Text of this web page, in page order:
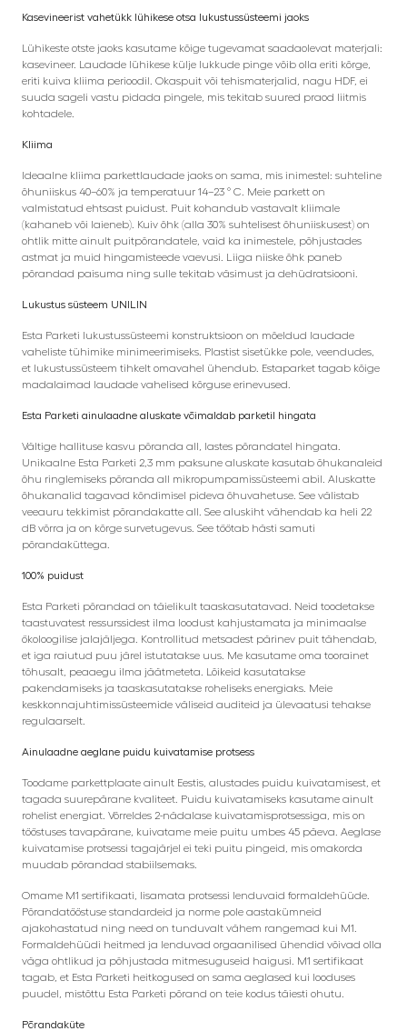
Kasevineerist vahetükk lühikese otsa lukustussüsteemi jaoks
Lühikeste otste jaoks kasutame kõige tugevamat saadaolevat materjali:
kasevineer. Laudade lühikese külje lukkude pinge võib olla eriti kõrge,
eriti kuiva kliima perioodil. Okaspuit või tehismaterjalid, nagu HDF, ei
suuda sageli vastu pidada pingele, mis tekitab suured praod liitmis
kohtadele.
Kliima
Ideaalne kliima parkettlaudade jaoks on sama, mis inimestel: suhteline
õhuniiskus 40–60% ja temperatuur 14–23 ° C. Meie parkett on
valmistatud ehtsast puidust. Puit kohandub vastavalt kliimale
(kahaneb või laieneb). Kuiv õhk (alla 30% suhtelisest õhuniiskusest) on
ohtlik mitte ainult puitpõrandatele, vaid ka inimestele, põhjustades
astmat ja muid hingamisteede vaevusi. Liiga niiske õhk paneb
põrandad paisuma ning sulle tekitab väsimust ja dehüdratsiooni.
Lukustus süsteem UNILIN
Esta Parketi lukustussüsteemi konstruktsioon on mõeldud laudade
vaheliste tühimike minimeerimiseks. Plastist sisetükke pole, veendudes,
et lukustussüsteem tihkelt omavahel ühendub. Estaparket tagab kõige
madalaimad laudade vahelised kõrguse erinevused.
Esta Parketi ainulaadne aluskate võimaldab parketil hingata
Vältige hallituse kasvu põranda all, lastes põrandatel hingata.
Unikaalne Esta Parketi 2,3 mm paksune aluskate kasutab õhukanaleid
õhu ringlemiseks põranda all mikropumpamissüsteemi abil. Aluskatte
õhukanalid tagavad kõndimisel pideva õhuvahetuse. See välistab
veeauru tekkimist põrandakatte all. See aluskiht vähendab ka heli 22
dB võrra ja on kõrge survetugevus. See töötab hästi samuti
põrandaküttega.
100% puidust
Esta Parketi põrandad on täielikult taaskasutatavad. Neid toodetakse
taastuvatest ressurssidest ilma loodust kahjustamata ja minimaalse
ökoloogilise jalajäljega. Kontrollitud metsadest pärinev puit tähendab,
et iga raiutud puu järel istutatakse uus. Me kasutame oma toorainet
tõhusalt, peaaegu ilma jäätmeteta. Lõikeid kasutatakse
pakendamiseks ja taaskasutatakse roheliseks energiaks. Meie
keskkonnajuhtimissüsteemide väliseid auditeid ja ülevaatusi tehakse
regulaarselt.
Ainulaadne aeglane puidu kuivatamise protsess
Toodame parkettplaate ainult Eestis, alustades puidu kuivatamisest, et
tagada suurepärane kvaliteet. Puidu kuivatamiseks kasutame ainult
rohelist energiat. Võrreldes 2-nädalase kuivatamisprotsessiga, mis on
tööstuses tavapärane, kuivatame meie puitu umbes 45 päeva. Aeglase
kuivatamise protsessi tagajärjel ei teki puitu pingeid, mis omakorda
muudab põrandad stabiilsemaks.
Omame M1 sertifikaati, lisamata protsessi lenduvaid formaldehüüde.
Põrandatööstuse standardeid ja norme pole aastakümneid
ajakohastatud ning need on tunduvalt vähem rangemad kui M1.
Formaldehüüdi heitmed ja lenduvad orgaanilised ühendid võivad olla
väga ohtlikud ja põhjustada mitmesuguseid haigusi. M1 sertifikaat
tagab, et Esta Parketi heitkogused on sama aeglased kui looduses
puudel, mistõttu Esta Parketi põrand on teie kodus täiesti ohutu.
Põrandaküte